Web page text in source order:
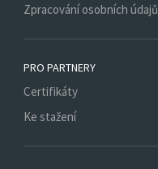
Zpracování osobních údajů
PRO PARTNERY
Certifikáty
Ke stažení